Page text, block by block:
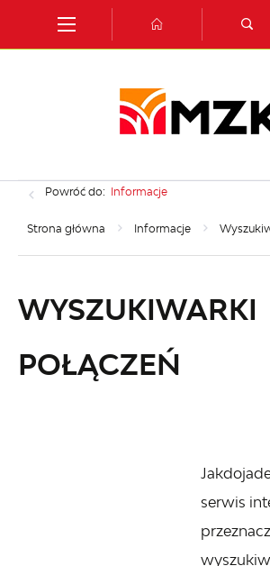
Przejdź do wyszukiwarki.
Przejdź do ustawień wielkości czcionki.
Włącz wersję kontrastową strony.
Powróć do: Informacje
Strona główna Informacje
WYSZUKIWARKI
POŁĄCZEŃ
serwis